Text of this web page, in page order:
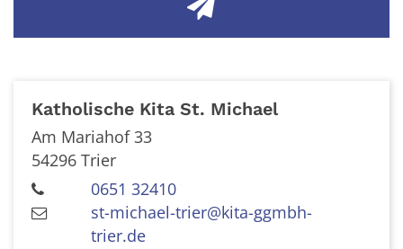
Katholische Kita St. Michael
Am Mariahof 33
54296 Trier
0651 32410
st-michael-trier@kita-ggmbh-
trier.de